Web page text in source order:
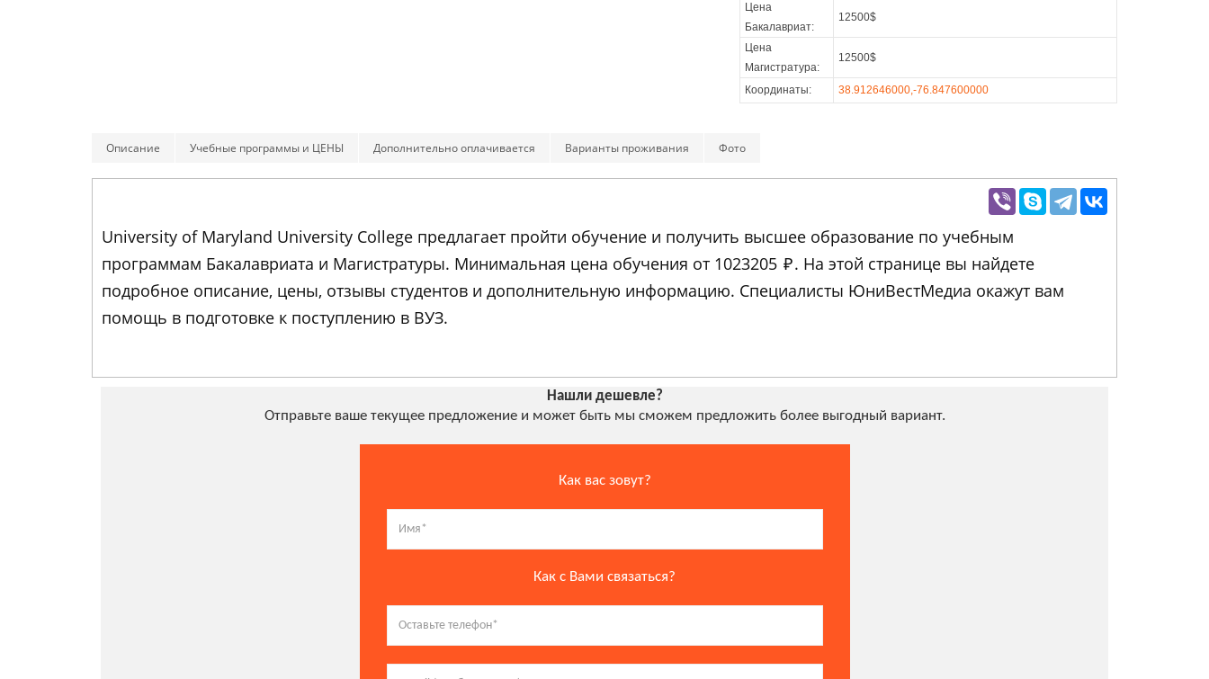
Цена
Бакалавриат:
12500$
Цена
Магистратура:
12500$
Координаты: 38.912646000,-76.847600000
Описание Учебные программы и ЦЕНЫ Дополнительно оплачивается Варианты проживания Фото
University of Maryland University College предлагает пройти обучение и получить высшее образование по учебным
программам Бакалавриата и Магистратуры. Минимальная цена обучения от 1023205 ₽. На этой странице вы найдете
подробное описание, цены, отзывы студентов и дополнительную информацию. Специалисты ЮниВестМедиа окажут вам
помощь в подготовке к поступлению в ВУЗ.
Нашли дешевле?
Отправьте ваше текущее предложение и может быть мы сможем предложить более выгодный вариант.
Как вас зовут?
Как с Вами связаться?